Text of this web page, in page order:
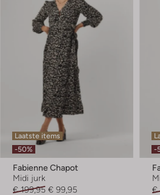
Laatste items
-50%
Fabienne Chapot
Midi jurk
€ 199,95 € 99,95
-
€